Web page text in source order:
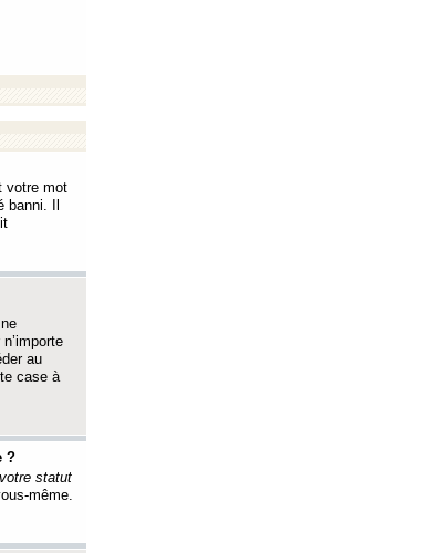
votre mot
Il
au
case à
?
statut
même.